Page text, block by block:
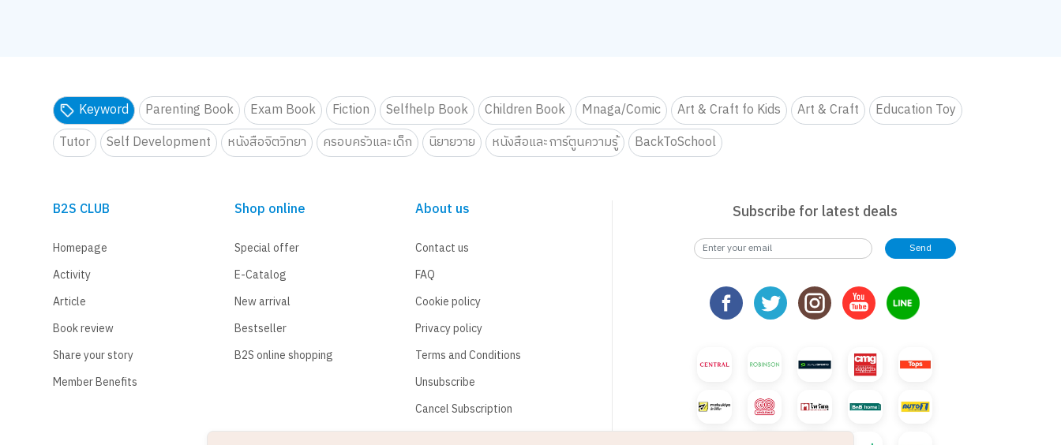
Keyword Parenting Book Exam Book Fiction Selfhelp Book Children Book Mnaga/Comic Art & Craft fo Kids Art & Craft
Education Toy
Tutor
Self Development หนังสือจิตวิทยา ครอบครัวและเด็ก นิยายวาย หนังสือและการ์ตูนความรู้ BackToSchool
B2S CLUB
Homepage
Activity
Article
Book review
Share your story
Member Benefits
Shop online
Special offer
E-Catalog
New arrival
Bestseller
B2S online shopping
About us
Contact us
FAQ
Cookie policy
Privacy policy
Terms and Conditions
Unsubscribe
Cancel Subscription
Subscribe for latest deals
Send